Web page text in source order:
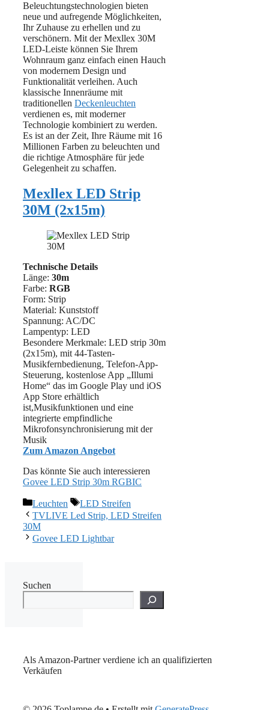
Beleuchtungstechnologien bieten
neue und aufregende Möglichkeiten,
Ihr Zuhause zu erhellen und zu
verschönern. Mit der Mexllex 30M
LED-Leiste können Sie Ihrem
Wohnraum ganz einfach einen Hauch
von modernem Design und
Funktionalität verleihen. Auch
klassische Innenräume mit
traditionellen Deckenleuchten
verdienen es, mit moderner
Technologie kombiniert zu werden.
Es ist an der Zeit, Ihre Räume mit 16
Millionen Farben zu beleuchten und
die richtige Atmosphäre für jede
Gelegenheit zu schaffen.
Mexllex LED Strip
30M (2x15m)
Technische Details
Länge: 30m
Farbe: RGB
Form: Strip
Material: ‎Kunststoff
Spannung: AC/DC
Lampentyp: LED
Besondere Merkmale: LED strip 30m
(2x15m), mit 44-Tasten-
Musikfernbedienung, Telefon-App-
Steuerung, kostenlose App „Illumi
Home“ das im Google Play und iOS
App Store erhältlich
ist,Musikfunktionen und eine
integrierte empfindliche
Mikrofonsynchronisierung mit der
Musik
Zum Amazon Angebot
Das könnte Sie auch interessieren
Govee LED Strip 30m RGBIC
Kategorien
Leuchten Schlagwörter
LED Streifen
TVLIVE Led Strip, LED Streifen
30M
Govee LED Lightbar
Suchen
Als Amazon-Partner verdiene ich an qualifizierten
Verkäufen